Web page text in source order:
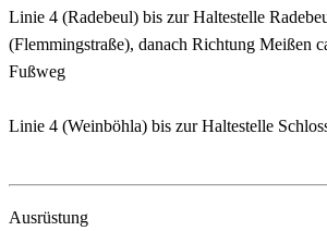
Linie 4 (Radebeul) bis zur Haltestelle
(Flemmingstraße), danach Richtung Meißen
Fußweg
Linie 4 (Weinböhla) bis zur Haltestelle
Ausrüstung